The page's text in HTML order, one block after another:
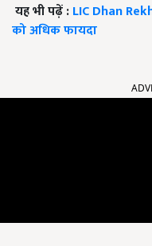
यह भी पढ़ें :LIC Dhan
को अधिक फायदा